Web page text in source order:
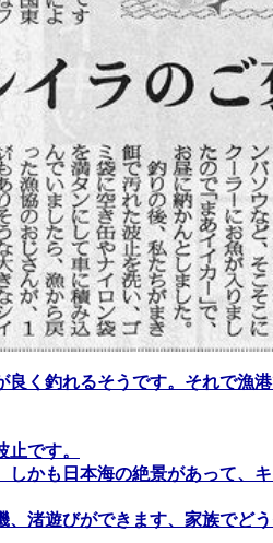
く釣れるそうです。それで漁
です。
かも日本海の絶景があって、
渚遊びができます、家族でどう